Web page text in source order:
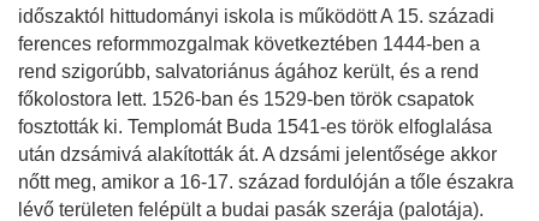
időszaktól hittudományi iskola is működött A 15. századi
ferences reformmozgalmak következtében 1444-ben a
rend szigorúbb, salvatoriánus ágához került, és a rend
főkolostora lett. 1526-ban és 1529-ben török csapatok
fosztották ki. Templomát Buda 1541-es török elfoglalása
után dzsámivá alakították át. A dzsámi jelentősége akkor
nőtt meg, amikor a 16-17. század fordulóján a tőle északra
lévő területen felépült a budai pasák szerája (palotája).